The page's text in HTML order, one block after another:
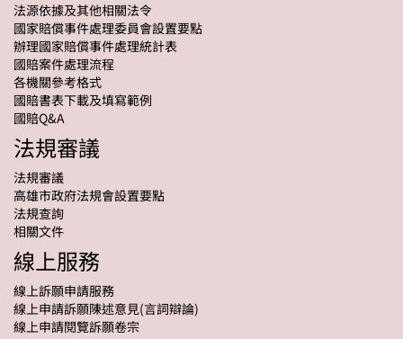
法源依據及其他相關法令
國家賠償事件處理委員會設置要點
辦理國家賠償事件處理統計表
國賠案件處理流程
各機關參考格式
國賠書表下載及填寫範例
國賠Q&A
法規審議
法規審議
高雄市政府法規會設置要點
法規查詢
相關文件
線上服務
線上訴願申請服務
線上申請訴願陳述意見(言詞辯論)
線上申請閱覽訴願卷宗